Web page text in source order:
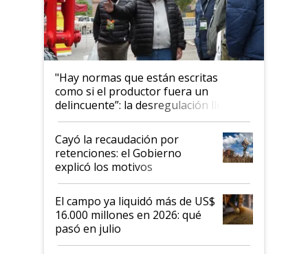
"Hay normas que están escritas
como si el productor fuera un
delincuente”: la desregulación llegó
al Congreso Aapresid y hasta se
habló del financiamiento al IPCVA
Cayó la recaudación por
retenciones: el Gobierno
explicó los motivos
El campo ya liquidó más de US$
16.000 millones en 2026: qué
pasó en julio